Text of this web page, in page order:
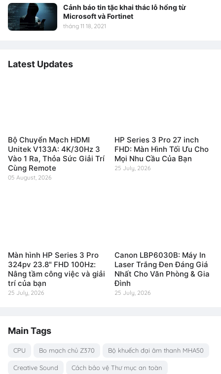
Cảnh báo tin tặc khai thác lỗ hổng từ
Microsoft và Fortinet
tháng 11 18, 2021
Latest Updates
Bộ Chuyển Mạch HDMI
Unitek V133A: 4K/30Hz 3
Vào 1 Ra, Thỏa Sức Giải Trí
Cùng Remote
05 August, 2026
HP Series 3 Pro 27 inch
FHD: Màn Hình Tối Ưu Cho
Mọi Nhu Cầu Của Bạn
25 July, 2026
Màn hình HP Series 3 Pro
324pv 23.8" FHD 100Hz:
Nâng tầm công việc và giải
trí của bạn
25 July, 2026
Canon LBP6030B: Máy In
Laser Trắng Đen Đáng Giá
Nhất Cho Văn Phòng & Gia
Đình
25 July, 2026
Main Tags
CPU Bo mạch chủ Z370 Bộ khuếch đại âm thanh MHA50
Creative Sound Cách bảo vệ Thư mục an toàn